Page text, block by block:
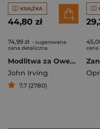
KSIĄŻKA
44,80 zł
74,99 zł - sugerowana
cena detaliczna
Modlitwa za Owena
John Irving
7,7 (2780)
cena